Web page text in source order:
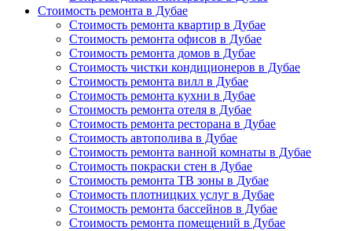
Стоимость ремонта в Дубае
Стоимость ремонта квартир в Дубае
Стоимость ремонта офисов в Дубае
Стоимость ремонта домов в Дубае
Стоимость чистки кондиционеров в Дубае
Стоимость ремонта вилл в Дубае
Стоимость ремонта кухни в Дубае
Стоимость ремонта отеля в Дубае
Стоимость ремонта ресторана в Дубае
Стоимость автополива в Дубае
Стоимость ремонта ванной комнаты в Дубае
Стоимость покраски стен в Дубае
Стоимость ремонта ТВ зоны в Дубае
Стоимость плотницких услуг в Дубае
Стоимость ремонта бассейнов в Дубае
Стоимость ремонта помещений в Дубае